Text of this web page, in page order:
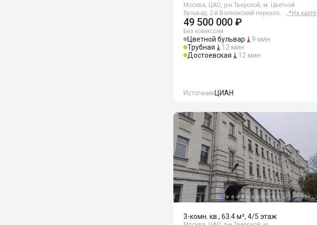
Москва, ЦАО, р-н Тверской, м. Цветной
бульвар, 2-й Волконский переуло… 📍 На карте
49 500 000 ₽
Без комиссии
Цветной бульвар
9 мин
Трубная
12 мин
Достоевская
12 мин
ИсточникЦИАН
3-комн. кв., 63.4 м², 4/5 этаж